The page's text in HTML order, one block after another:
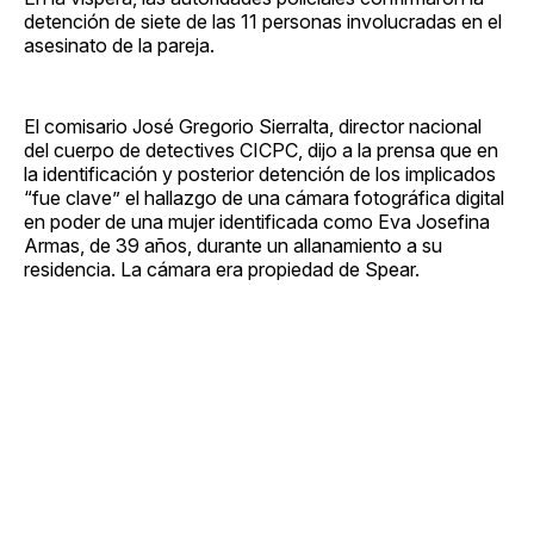
detención de siete de las 11 personas involucradas en el
asesinato de la pareja.
El comisario José Gregorio Sierralta, director nacional
del cuerpo de detectives CICPC, dijo a la prensa que en
la identificación y posterior detención de los implicados
“fue clave” el hallazgo de una cámara fotográfica digital
en poder de una mujer identificada como Eva Josefina
Armas, de 39 años, durante un allanamiento a su
residencia. La cámara era propiedad de Spear.